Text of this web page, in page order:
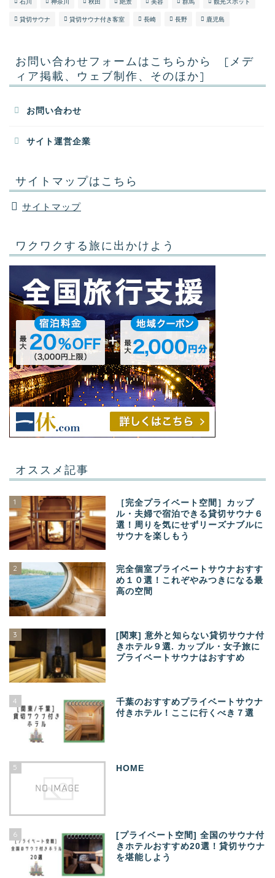
石川 神奈川 秋田 絶景 美容 群馬 観光スポット
貸切サウナ 貸切サウナ付き客室 長崎 長野 鹿児島
お問い合わせフォームはこちらから [メデ
ィア掲載、ウェブ制作、そのほか]
お問い合わせ
サイト運営企業
サイトマップはこちら
サイトマップ
ワクワクする旅に出かけよう
オススメ記事
1
［完全プライベート空間］カップ
ル・夫婦で宿泊できる貸切サウナ６
選！周りを気にせずリーズナブルに
サウナを楽しもう
2
完全個室プライベートサウナおすす
め１０選！これぞやみつきになる最
高の空間
3
[関東] 意外と知らない貸切サウナ付
きホテル９選. カップル・女子旅に
プライベートサウナはおすすめ
4
千葉のおすすめプライベートサウナ
付きホテル！ここに行くべき７選
5 HOME
6
[プライベート空間] 全国のサウナ付
きホテルおすすめ20選！貸切サウナ
を堪能しよう